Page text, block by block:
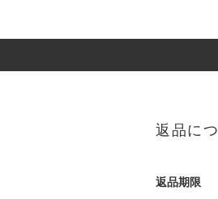
返品に
返品期限